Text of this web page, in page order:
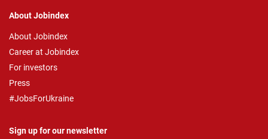
About Jobindex
About Jobindex
Career at Jobindex
For investors
Press
#JobsForUkraine
Sign up for our newsletter